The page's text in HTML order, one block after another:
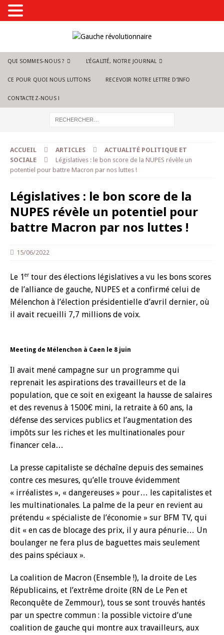
QUI SOMMES-NOUS ? L’ÉGALITÉ, NOTRE JOURNAL
CE POUR QUOI NOUS LUTTONS RECEVOIR NOTRE LETTRE D’INFO
CONTACTEZ-NOUS !
ACCUEIL ARTICLES
ACTUALITÉ POLITIQUE ET
SOCIALE
Législatives : le bon score de la NUPES révèle un
potentiel pour battre Macron par nos luttes !
Législatives : le bon score de la
NUPES révèle un potentiel pour
battre Macron par nos luttes !
15/06/2022
Le 1er tour des élections législatives a vu les bons scores
de l’alliance de gauche, NUPES et a confirmé celui de
Mélenchon à l’élection présidentielle d’avril dernier, où
il avait recueilli 7,7 millions de voix.
Meeting de Mélenchon à Caen le 8 juin
Il avait mené campagne sur un programme qui
reprenait les aspirations des travailleurs et de la
population, que ce soit en exigeant la hausse de salaires
et des revenus à 1500€ mini, la retraite à 60 ans, la
défense des services publics et l’augmentation des
impôts sur les riches et les multinationales pour
financer cela…
La presse capitaliste se déchaîne depuis des semaines
contre ces mesures, qu’elle trouve évidemment
« irréalistes », « dangereuses » pour… les capitalistes et
les multinationales. La palme de la peur en revient au
prétendu « spécialiste de l’économie » sur BFM TV, qui
dit « en cas de blocage des prix, il y aura pénurie… Un
boulanger ne fera plus de baguettes mais seulement
des pains spéciaux ».
La coalition de Macron (Ensemble !), la droite de Les
Républicains, et l’extrême droite (RN de Le Pen et
Reconquête de Zemmour), tous se sont trouvés hantés
par un spectre commun : la possible victoire d’une
coalition de gauche qui montre aux travailleurs, aux